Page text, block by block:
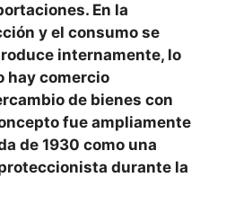
En la
y el consumo se
internamente, lo
hay comercio
de bienes con
fue ampliamente
de 1930 como una
durante la